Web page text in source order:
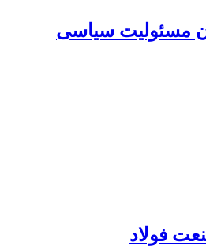
مسئولیت سیاسی
فولاد